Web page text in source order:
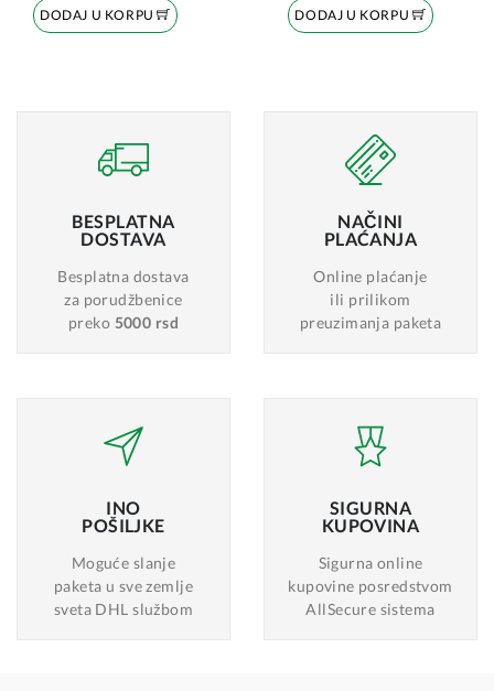
DODAJ U KORPU DODAJ U KORPU
BESPLATNA
DOSTAVA
Besplatna dostava
za porudžbenice
preko 5000 rsd
NAČINI
PLAĆANJA
Online plaćanje
ili prilikom
preuzimanja paketa
INO
POŠILJKE
Moguće slanje
paketa u sve zemlje
sveta DHL službom
SIGURNA
KUPOVINA
Sigurna online
kupovine posredstvom
AllSecure sistema